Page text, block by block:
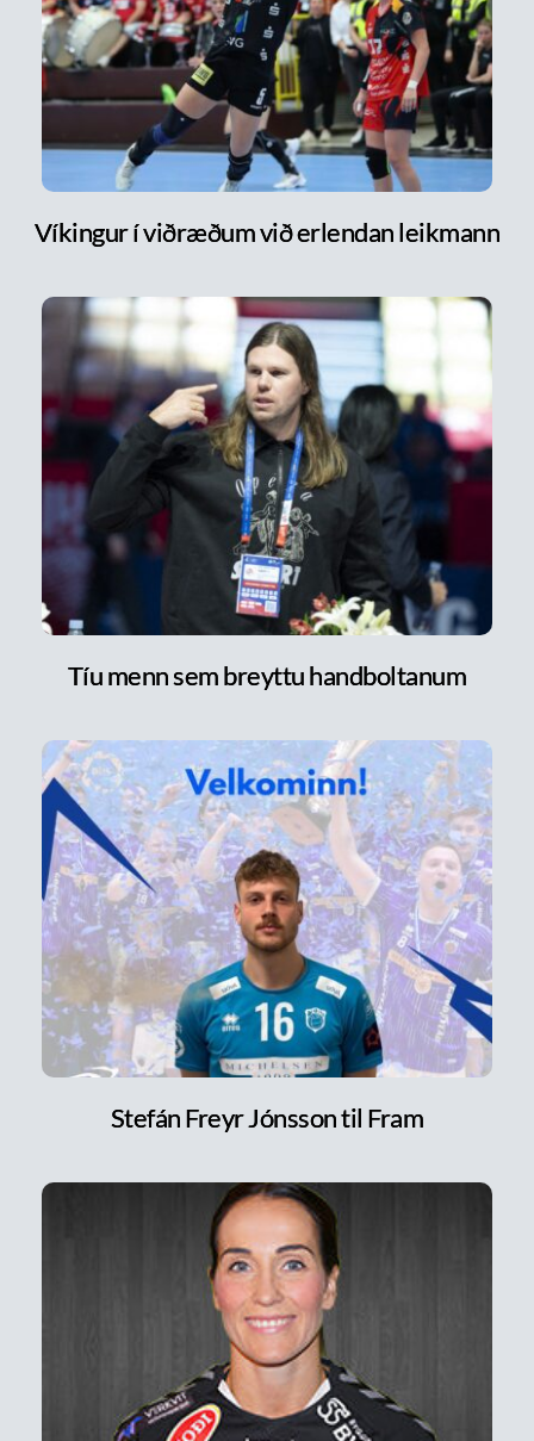
Víkingur í viðræðum við erlendan leikmann
Tíu menn sem breyttu handboltanum
Stefán Freyr Jónsson til Fram